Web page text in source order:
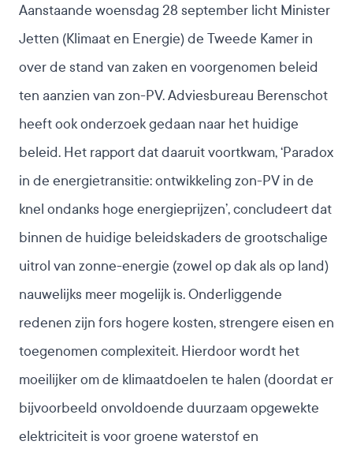
Aanstaande woensdag 28 september licht Minister
Jetten (Klimaat en Energie) de Tweede Kamer in
over de stand van zaken en voorgenomen beleid
ten aanzien van zon-PV. Adviesbureau Berenschot
heeft ook onderzoek gedaan naar het huidige
beleid. Het rapport dat daaruit voortkwam, ‘Paradox
in de energietransitie: ontwikkeling zon-PV in de
knel ondanks hoge energieprijzen’, concludeert dat
binnen de huidige beleidskaders de grootschalige
uitrol van zonne-energie (zowel op dak als op land)
nauwelijks meer mogelijk is. Onderliggende
redenen zijn fors hogere kosten, strengere eisen en
toegenomen complexiteit. Hierdoor wordt het
moeilijker om de klimaatdoelen te halen (doordat er
bijvoorbeeld onvoldoende duurzaam opgewekte
elektriciteit is voor groene waterstof en